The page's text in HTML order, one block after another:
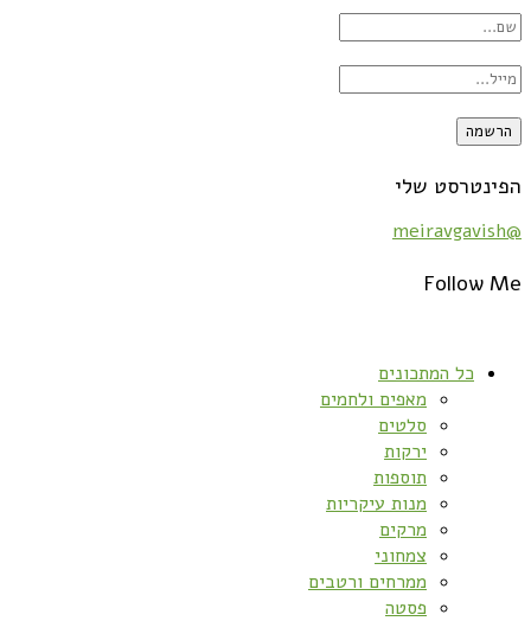
הפינטרסט שלי
@meiravgavish
Follow Me
כל המתכונים
מאפים ולחמים
סלטים
ירקות
תוספות
מנות עיקריות
מרקים
צמחוני
ממרחים ורטבים
פסטה